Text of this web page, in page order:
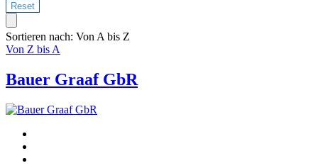
Sortieren nach: Von A bis Z
Von Z bis A
Bauer Graaf GbR